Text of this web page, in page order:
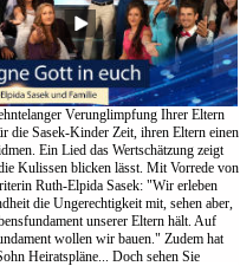
Verunglimpfung Ihrer Eltern
die Sasek-Kinder Zeit, ihren Eltern einen
Ein Lied das Wertschätzung zeigt
Kulissen blicken lässt. Mit Vorrede von
Ruth-Elpida Sasek: "Wir erleben
die Ungerechtigkeit mit, sehen aber,
unserer Eltern hält. Auf
wollen wir bauen." Zudem hat
Heiratspläne... Doch sehen Sie